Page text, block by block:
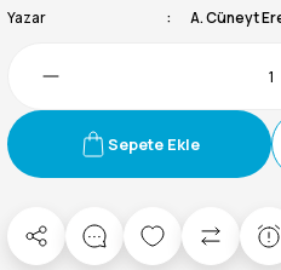
Yazar
A. Cüneyt
Sepete Ekle